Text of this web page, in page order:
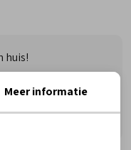
huis!
of bel ons
sale)
winkel!
Meer informatie